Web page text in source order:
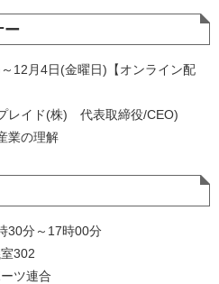
ー
12月4日(金曜日)【オンライン配
レイド(株) 代表取締役/CEO)
業の理解
分～17時00分
302
ツ連合